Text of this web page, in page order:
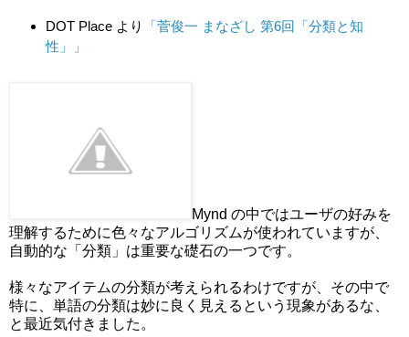
DOT Place より 「菅俊一 まなざし 第6回「分類と知
性」
」
Mynd の中ではユーザの好みを
理解するために色々なアルゴリズムが使われていますが、
自動的な「分類」は重要な礎石の一つです。
様々なアイテムの分類が考えられるわけですが、その中で
特に、単語の分類は妙に良く見えるという現象があるな、
と最近気付きました。